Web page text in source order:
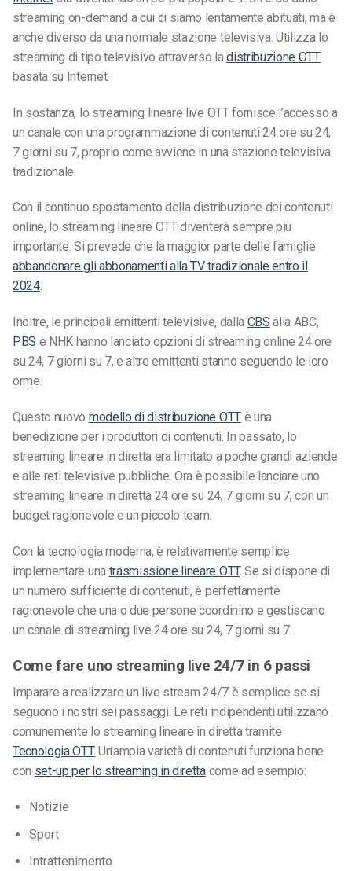
streaming on-demand a cui ci siamo lentamente abituati, ma è
anche diverso da una normale stazione televisiva. Utilizza lo
streaming di tipo televisivo attraverso ladistribuzione OTT
basata su Internet.
In sostanza, lo streaming lineare live OTT fornisce l’accesso a
un canale con una programmazione di contenuti 24 ore su 24,
7 giorni su 7, proprio come avviene in una stazione televisiva
tradizionale.
Con il continuo spostamento della distribuzione dei contenuti
online, lo streaming lineare OTT diventerà sempre più
importante. Si prevede che la maggior parte delle famiglie
abbandonare gli abbonamenti alla TV tradizionale entro il
2024.
Inoltre, le principali emittenti televisive, dalla CBS alla ABC,
PBS e NHK hanno lanciato opzioni di streaming online 24 ore
su 24, 7 giorni su 7, e altre emittenti stanno seguendo le loro
orme.
Questo nuovo modello di distribuzione OTTè una
benedizione per i produttori di contenuti. In passato, lo
streaming lineare in diretta era limitato a poche grandi aziende
e alle reti televisive pubbliche. Ora è possibile lanciare uno
streaming lineare in diretta 24 ore su 24, 7 giorni su 7, con un
budget ragionevole e un piccolo team.
Con la tecnologia moderna, è relativamente semplice
implementare una trasmissione lineare OTT. Se si dispone di
un numero sufficiente di contenuti, è perfettamente
ragionevole che una o due persone coordinino e gestiscano
un canale di streaming live 24 ore su 24, 7 giorni su 7.
Come fare uno streaming live 24/7 in 6 passi
Imparare a realizzare un live stream 24/7 è semplice se si
seguono i nostri sei passaggi. Le reti indipendenti utilizzano
comunemente lo streaming lineare in diretta tramite
Tecnologia OTT. Un’ampia varietà di contenuti funziona bene
con set-up per lo streaming in direttacome ad esempio:
Notizie
Sport
Intrattenimento